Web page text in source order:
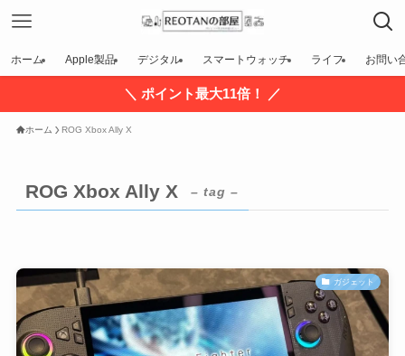
ホーム Apple製品 デジタル スマートウォッチ ライフ お問い
＼ ポイント最大11倍！ ／
ホーム ROG Xbox Ally X
ROG Xbox Ally X – tag –
ガジェット